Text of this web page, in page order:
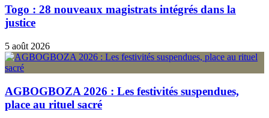
Togo : 28 nouveaux magistrats intégrés dans la
justice
5 août 2026
AGBOGBOZA 2026 : Les festivités suspendues,
place au rituel sacré